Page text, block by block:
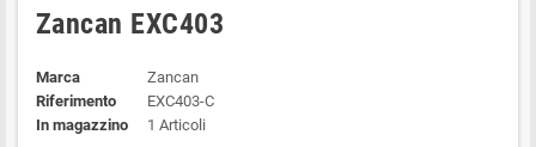
Zancan EXC403
Marca
Zancan
Riferimento
EXC403-C
In magazzino
1 Articoli